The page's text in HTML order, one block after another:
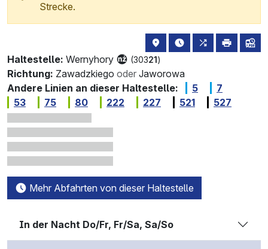
Strecke.
Haltestelle: Wernyhory (30321)
Haltestellenstandort auf
die nächsten
alle Linien,
drucken
Richtung: Zawadzkiego oder Jaworowa
Andere Linien an dieser Haltestelle:
5
7
53
75 80 222 227 521 527
Mehr Abfahrten von dieser Haltestelle
In der Nacht Do/Fr, Fr/Sa, Sa/So